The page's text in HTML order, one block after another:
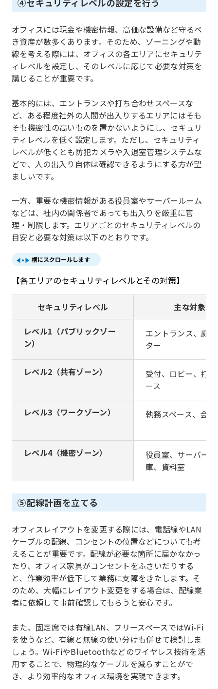
オフィスには現金や機密情報、高価な設備など守るべ
き資産が数多くあります。そのため、ゾーニングや動
線を考える際には、オフィスの各エリアにセキュリテ
ィレベルを設定し、そのレベルに応じて必要な対策を
講じることが重要です。
基本的には、エントランスや打ち合わせスペースな
ど、ある程度社外の人間が出入りするエリアにはそも
そも機密性の高いものを置かないようにし、セキュリ
ティレベルを低く設定します。ただし、セキュリティ
レベルが低くとも防犯カメラや入退室管理システムな
どで、人の出入り自体は確認できるようにする方が望
ましいです。
一方、重要な機密情報がある役員室やサーバールーム
などは、社内の関係者であっても出入りを厳重に管
理・制限します。エリアごとのセキュリティレベルの
目安と必要な対策は以下のとおりです。
横にスクロールします
【各エリアのセキュリティレベルとその対策】
セキュリティレベル 主な対象エ
レベル1（パブリックゾー
ン）
エントランス、廊
ター
レベル2（共有ゾーン）
受付、ロビー、打
ース
レベル3（ワークゾーン） 執務スペース、会
レベル4（機密ゾーン）
役員室、サーバー
庫、資料室
⑤配線計画を立てる
オフィスレイアウトを変更する際には、電話線やLAN
ケーブルの配線、コンセントの位置などについても考
えることが重要です。配線が必要な箇所に届かなかっ
たり、オフィス家具がコンセントをふさいだりする
と、作業効率が低下して業務に支障をきたします。そ
のため、大幅にレイアウト変更をする場合は、配線業
者に依頼して事前確認してもらうと安心です。
また、固定席では有線LAN、フリースペースではWi-Fi
を使うなど、有線と無線の使い分けも併せて検討しま
しょう。Wi-FiやBluetoothなどのワイヤレス技術を活
用することで、物理的なケーブルを減らすことがで
き、より効率的なオフィス環境を実現できます。